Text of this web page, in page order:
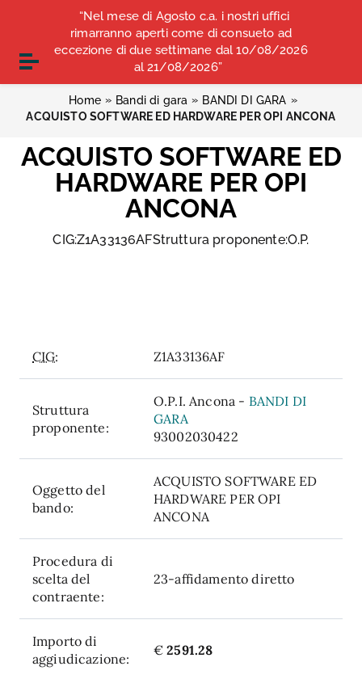
Vai ai contenuti
Vai al menu di navigazione
Vai al footer
COMUNICATI STAMPA ALBO OPI ANCONA
CONVENZIONI
Attiva / disattiva la navigazione
Home » Bandi di gara » BANDI DI GARA »
ACQUISTO SOFTWARE ED HARDWARE PER OPI ANCONA
ACQUISTO SOFTWARE ED
HARDWARE PER OPI
ANCONA
CIG:Z1A33136AFStruttura proponente:O.P.
CIG: Z1A33136AF
Struttura
proponente:
O.P.I. Ancona - BANDI DI
GARA
93002030422
Oggetto del
bando:
ACQUISTO SOFTWARE ED
HARDWARE PER OPI
ANCONA
Procedura di
scelta del
contraente:
23-affidamento diretto
Importo di
aggiudicazione:
€2591.28
“Nel mese di Agosto c.a. i nostri uffici
rimarranno aperti come di consueto ad
eccezione di due settimane dal 10/08/2026
al 21/08/2026”